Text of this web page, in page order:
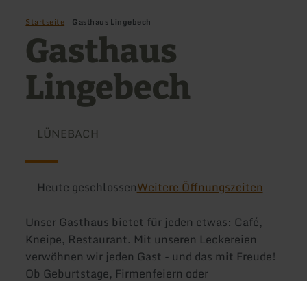
Startseite Gasthaus Lingebech
Gasthaus
Lingebech
LÜNEBACH
Heute geschlossenWeitere Öffnungszeiten
Unser Gasthaus bietet für jeden etwas: Café,
Kneipe, Restaurant. Mit unseren Leckereien
verwöhnen wir jeden Gast - und das mit Freude!
Ob Geburtstage, Firmenfeiern oder